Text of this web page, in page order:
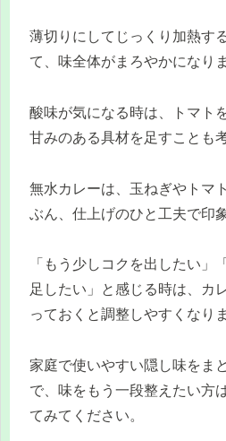
薄切りにしてじっくり加熱す
て、味全体がまろやかになりま
酸味が気になる時は、トマト
甘みのある具材を足すことも
無水カレーは、玉ねぎやトマ
ぶん、仕上げのひと工夫で印
「もう少しコクを出したい」
足したい」と感じる時は、カ
っておくと調整しやすくなりま
家庭で使いやすい隠し味をま
で、味をもう一段整えたい方
てみてください。